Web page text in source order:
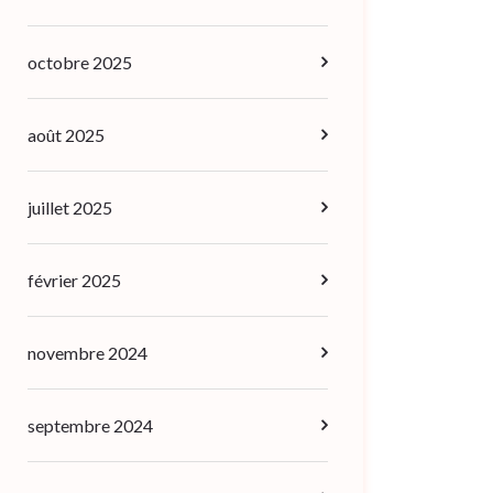
octobre 2025
août 2025
juillet 2025
février 2025
novembre 2024
septembre 2024